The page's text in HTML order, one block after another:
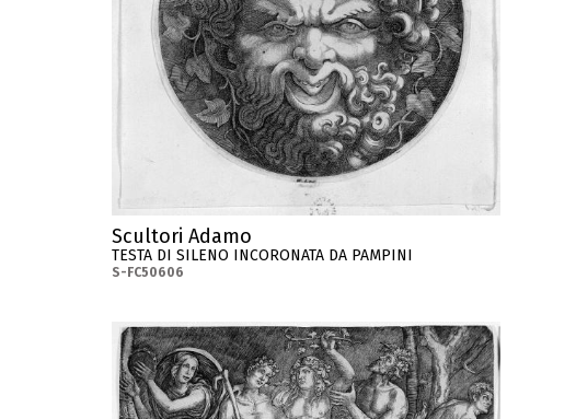
Scultori Adamo
TESTA DI SILENO INCORONATA DA PAMPINI
S-FC50606